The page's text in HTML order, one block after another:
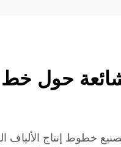
حول خط
إنتاج الألياف